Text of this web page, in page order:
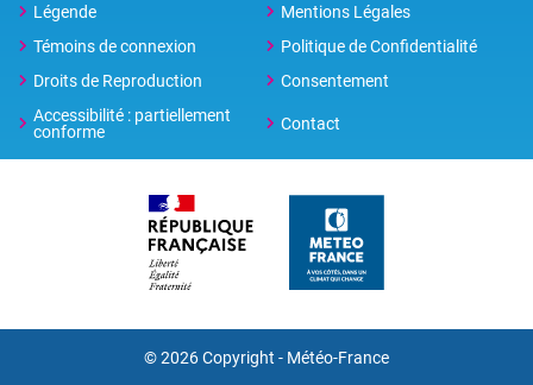
Légende
Mentions Légales
Témoins de connexion
Politique de Confidentialité
Droits de Reproduction
Consentement
Accessibilité : partiellement
conforme
Contact
© 2026 Copyright - Météo-France